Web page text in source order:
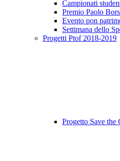
Campionati
Premio Paolo
Evento pon
Settimana dello
Progetti Ptof 2018-2019
Progetto Save the